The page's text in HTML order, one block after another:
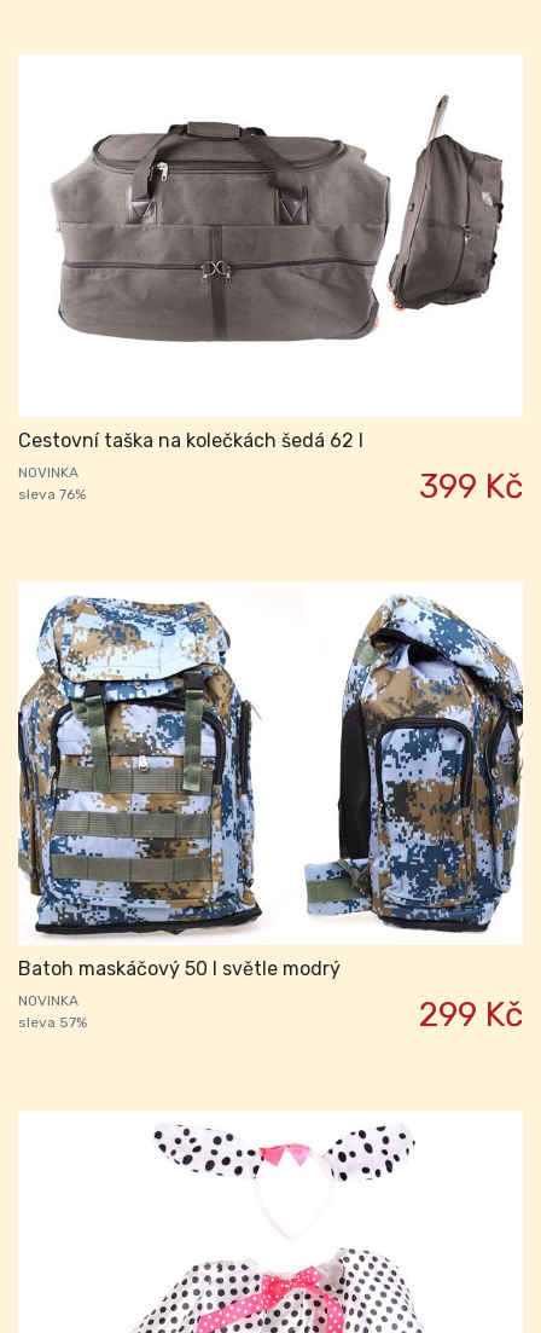
Cestovní taška na kolečkách šedá 62 l
NOVINKA
sleva 76%
399 Kč
Batoh maskáčový 50 l světle modrý
NOVINKA
sleva 57%
299 Kč